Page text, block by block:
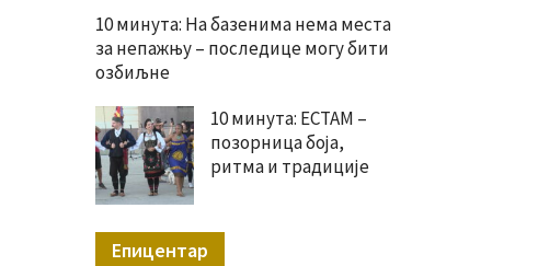
10 минута: На базенима нема места
за непажњу – последице могу бити
озбиљне
10 минута: ЕСТАМ –
позорница боја,
ритма и традиције
Епицентар